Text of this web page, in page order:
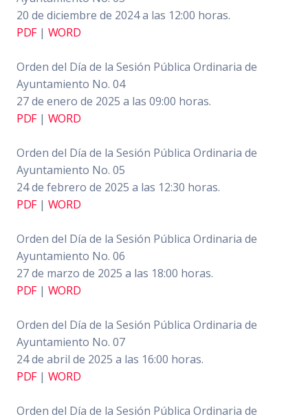
20 de diciembre de 2024 a las 12:00 horas.
PDF| WORD
Orden del Día de la Sesión Pública Ordinaria de
Ayuntamiento No. 04
27 de enero de 2025 a las 09:00 horas.
PDF| WORD
Orden del Día de la Sesión Pública Ordinaria de
Ayuntamiento No. 05
24 de febrero de 2025 a las 12:30 horas.
PDF| WORD
Orden del Día de la Sesión Pública Ordinaria de
Ayuntamiento No. 06
27 de marzo de 2025 a las 18:00 horas.
PDF| WORD
Orden del Día de la Sesión Pública Ordinaria de
Ayuntamiento No. 07
24 de abril de 2025 a las 16:00 horas.
PDF| WORD
Orden del Día de la Sesión Pública Ordinaria de